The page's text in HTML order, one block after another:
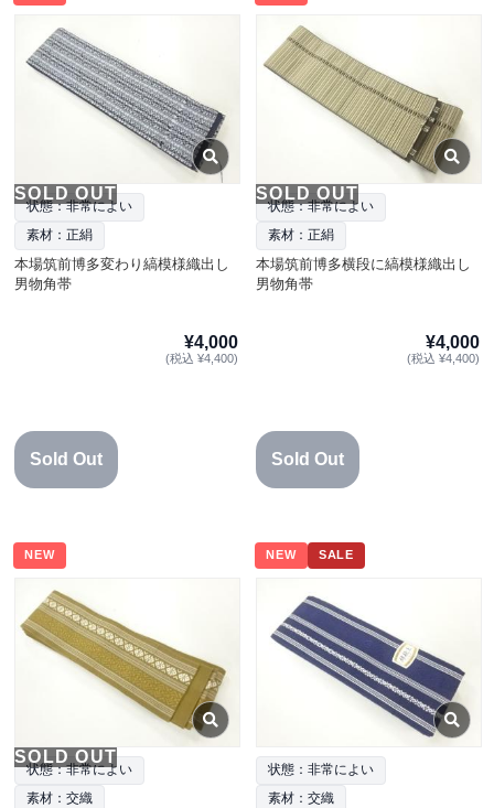
SOLD OUT
状態：非常によい
素材：正絹
本場筑前博多変わり縞模様織出し
男物角帯
¥4,000
(税込 ¥4,400)
Sold Out
SOLD OUT
状態：非常によい
素材：正絹
本場筑前博多横段に縞模様織出し
男物角帯
¥4,000
(税込 ¥4,400)
Sold Out
NEW
SOLD OUT
状態：非常によい
素材：交織
NEW SALE
状態：非常によい
素材：交織